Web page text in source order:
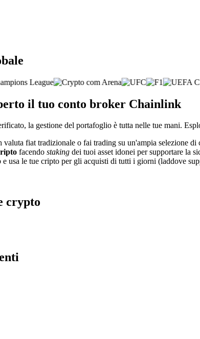
il tuo conto broker Chainlink
la gestione del portafoglio è tutta nelle tue mani.
valuta fiat tradizionale o fai trading su un'ampia selezione di
facendo staking dei tuoi asset idonei per supportare la
e usa le tue cripto per gli acquisti di tutti i giorni (laddove
crypto